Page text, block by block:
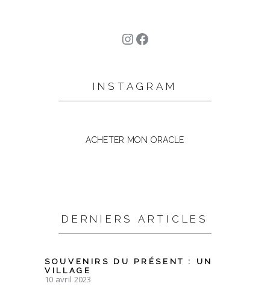
Instagram
Facebook
INSTAGRAM
ACHETER MON ORACLE
DERNIERS ARTICLES
SOUVENIRS DU PRÉSENT : UN
VILLAGE
10 avril 2023